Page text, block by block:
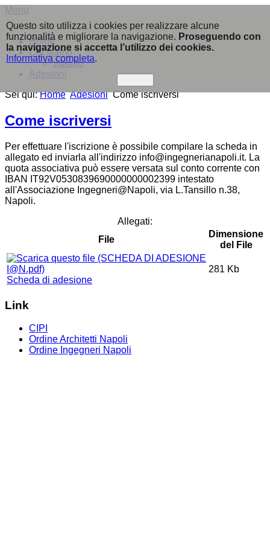
Questo sito utilizza i cookies per realizzare alcune
funzionalità e migliorare la navigazione. Proseguendo con
la navigazione si accetta l’utilizzo dei cookies.
Informativa completa.
Menu
Home
Chi siamo
Statuto
Adesioni
Sei qui:Home Adesioni Come iscriversi
Come iscriversi
Per effettuare l'iscrizione è possibile compilare la scheda in
allegato ed inviarla all'indirizzo info@ingegnerianapoli.it. La
quota associativa può essere versata sul conto corrente con
IBAN IT92V0530839690000000002399 intestato
all'Associazione Ingegneri@Napoli, via L.Tansillo n.38,
Napoli.
Allegati:
File
Dimensione
del File
Scheda di adesione
281 Kb
Link
CIPI
Ordine Architetti Napoli
Ordine Ingegneri Napoli